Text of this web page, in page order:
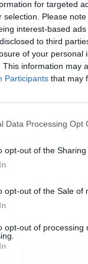
for targeted
selection. Please
interest-based
to third
of your personal
This information may
Participants that may
Data Processing Opt
opt-out of the
opt-out of the Sale of
opt-out of processing
Francis
tumba que data
y modelos de
era bastante
con forma de
incrustadas.